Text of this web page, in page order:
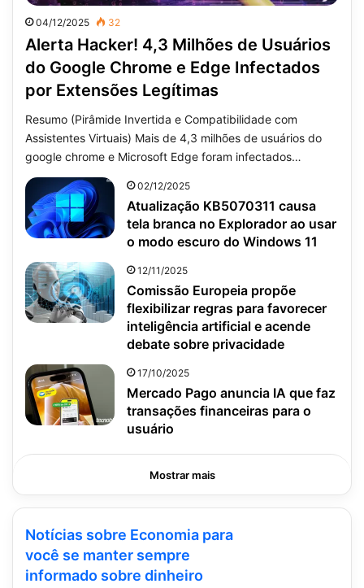
04/12/2025 32
Alerta Hacker! 4,3 Milhões de Usuários
do Google Chrome e Edge Infectados
por Extensões Legítimas
Resumo (Pirâmide Invertida e Compatibilidade com
Assistentes Virtuais) Mais de 4,3 milhões de usuários do
google chrome e Microsoft Edge foram infectados…
02/12/2025
Atualização KB5070311 causa
tela branca no Explorador ao usar
o modo escuro do Windows 11
12/11/2025
Comissão Europeia propõe
flexibilizar regras para favorecer
inteligência artificial e acende
debate sobre privacidade
17/10/2025
Mercado Pago anuncia IA que faz
transações financeiras para o
usuário
Mostrar mais
Notícias sobre Economia para
você se manter sempre
informado sobre dinheiro